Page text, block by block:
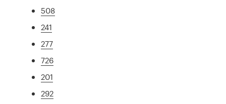
508
241
277
726
201
292